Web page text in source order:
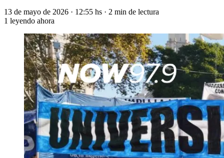
13 de mayo de 2026 · 12:55 hs · 2 min de lectura
1 leyendo ahora